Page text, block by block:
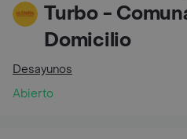
Turbo -
Domicilio
Desayunos
Abierto